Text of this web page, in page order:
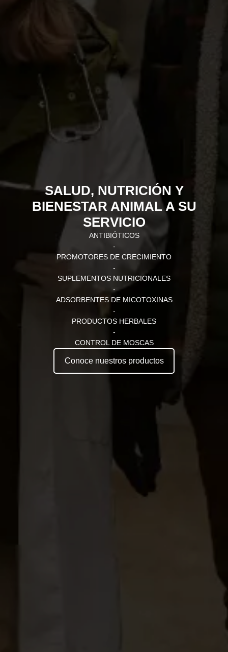
SALUD, NUTRICIÓN Y
BIENESTAR ANIMAL A SU
SERVICIO
ANTIBIÓTICOS
-
PROMOTORES DE CRECIMIENTO
-
SUPLEMENTOS NUTRICIONALES
-
ADSORBENTES DE MICOTOXINAS
-
PRODUCTOS HERBALES
-
CONTROL DE MOSCAS
Conoce nuestros productos